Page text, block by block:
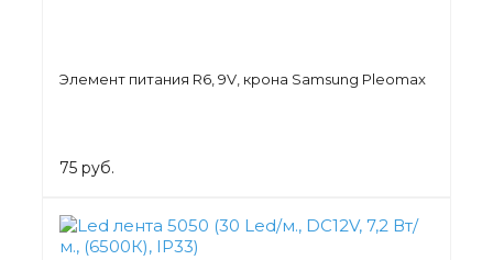
Элемент питания R6, 9V, крона Samsung Pleomax
75 руб.